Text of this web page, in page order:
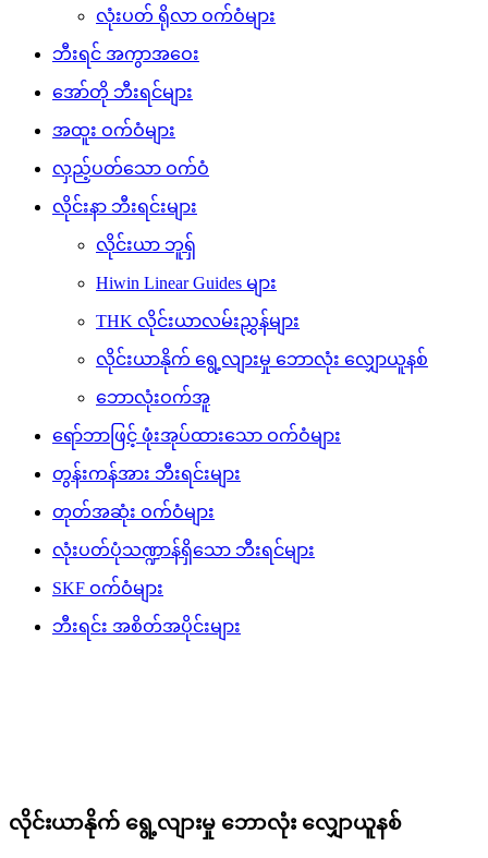
လုံးပတ် ရိုလာ ဝက်ဝံများ
ဘီးရင် အကွာအဝေး
အော်တို ဘီးရင်များ
အထူး ဝက်ဝံများ
လှည့်ပတ်သော ဝက်ဝံ
လိုင်းနာ ​​ဘီးရင်းများ
လိုင်းယာ ဘူရှ်
Hiwin Linear Guides များ
THK လိုင်းယာလမ်းညွှန်များ
လိုင်းယာနိုက် ရွေ့လျားမှု ဘောလုံး လျှောယူနစ်
ဘောလုံးဝက်အူ
ရော်ဘာဖြင့် ဖုံးအုပ်ထားသော ဝက်ဝံများ
တွန်းကန်အား ဘီးရင်းများ
တုတ်အဆုံး ဝက်ဝံများ
လုံးပတ်ပုံသဏ္ဍာန်ရှိသော ဘီးရင်များ
SKF ဝက်ဝံများ
ဘီးရင်း အစိတ်အပိုင်းများ
လိုင်းယာနိုက် ရွေ့လျားမှု ဘောလုံး လျှောယူနစ်